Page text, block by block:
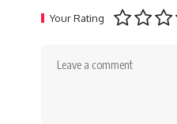
Your Rating